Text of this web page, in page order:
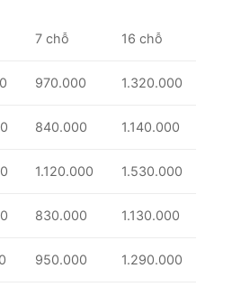
7 chỗ 16 chỗ
970.000 1.320.000
840.000 1.140.000
1.120.000 1.530.000
830.000 1.130.000
950.000 1.290.000